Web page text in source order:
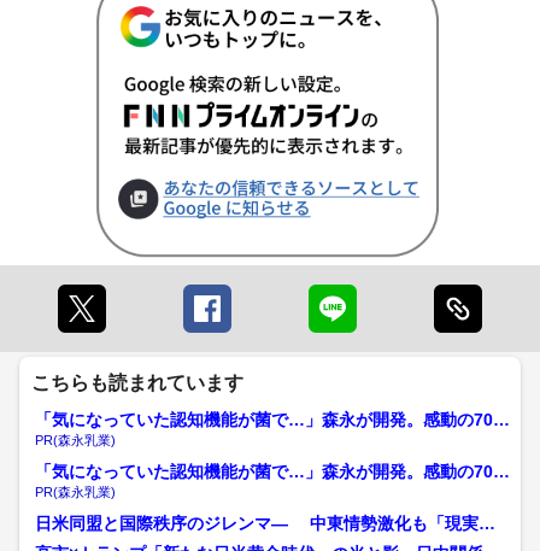
こちらも読まれています
「気になっていた認知機能が菌で…」森永が開発。感動の70代
続出
PR(森永乳業)
「気になっていた認知機能が菌で…」森永が開発。感動の70代
続出
PR(森永乳業)
日米同盟と国際秩序のジレンマ― 中東情勢激化も「現実主
義」を貫く日本へ注がれる...